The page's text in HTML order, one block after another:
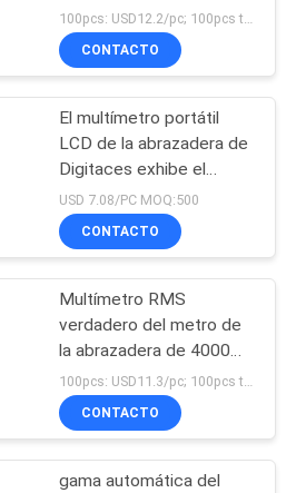
del
Digitaces
11
de
16
con el metro de la
abrazadera
100pcs: USD12.2/pc; 100pcs to 500pcs: USD11.6/pc; 500pcs to 1000pcs: USD11/pc; Above 3000pcs: USD10.8/pc MOQ:300
CONTACTO
El multímetro portátil
LCD de la abrazadera de
Digitaces exhibe el
metro de la abrazadera
de la CA de DC
USD 7.08/PC MOQ:500
CONTACTO
Multímetro RMS
verdadero del metro de
la abrazadera de 4000
Digitaces de las cuentas
de inductancia-
capacitancia
CONTACTO
gama automática del